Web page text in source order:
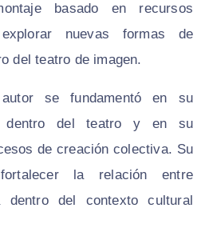
basado en recursos
nuevas formas de
del teatro de imagen.
se fundamentó en su
dentro del teatro y en su
de creación colectiva. Su
la relación entre
dentro del contexto cultural